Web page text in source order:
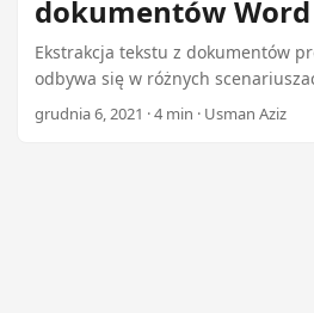
dokumentów Word
Ekstrakcja tekstu z dokumentów
odbywa się w różnych
analizowanie tekstu, ekstrakcja
połączenie ich w jeden dokument.
grudnia 6, 2021 · 4 min · Usman Aziz